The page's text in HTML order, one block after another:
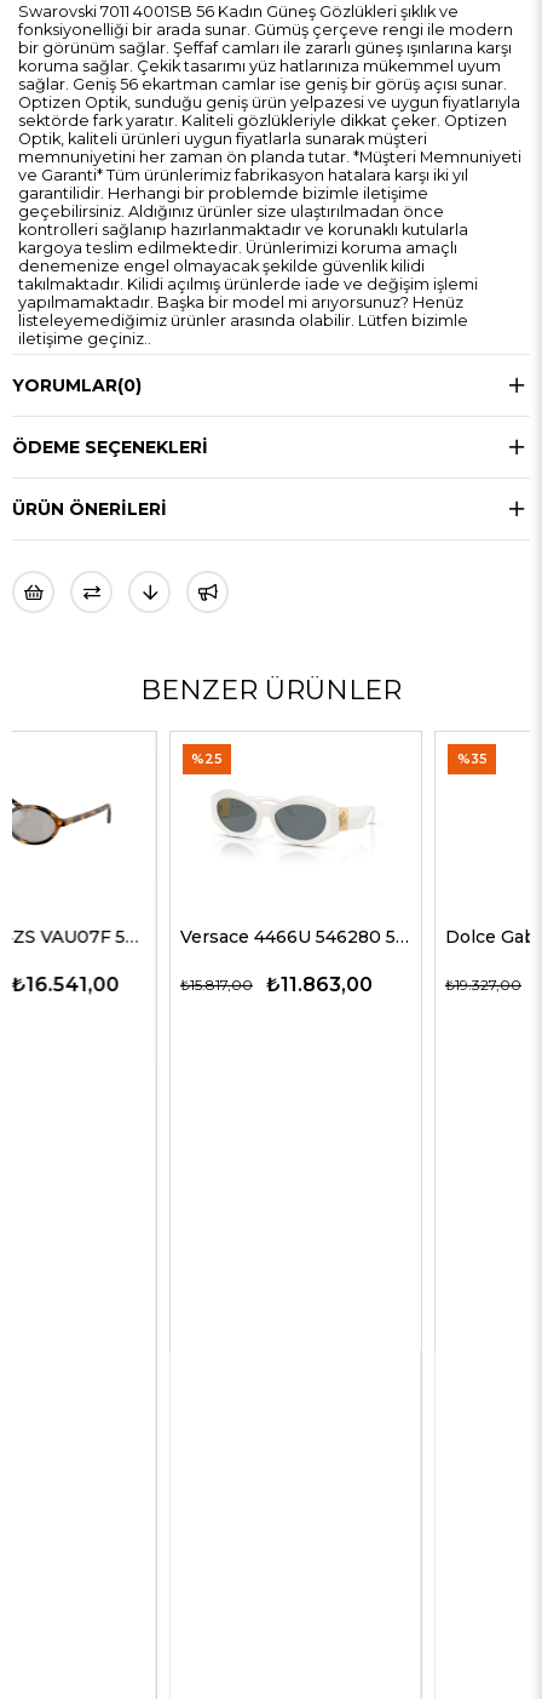
Swarovski 7011 4001SB 56 Kadın Güneş Gözlükleri şıklık ve
fonksiyonelliği bir arada sunar. Gümüş çerçeve rengi ile modern
bir görünüm sağlar. Şeffaf camları ile zararlı güneş ışınlarına karşı
koruma sağlar. Çekik tasarımı yüz hatlarınıza mükemmel uyum
sağlar. Geniş 56 ekartman camlar ise geniş bir görüş açısı sunar.
Optizen Optik, sunduğu geniş ürün yelpazesi ve uygun fiyatlarıyla
sektörde fark yaratır. Kaliteli gözlükleriyle dikkat çeker. Optizen
Optik, kaliteli ürünleri uygun fiyatlarla sunarak müşteri
memnuniyetini her zaman ön planda tutar. *Müşteri Memnuniyeti
ve Garanti* Tüm ürünlerimiz fabrikasyon hatalara karşı iki yıl
garantilidir. Herhangi bir problemde bizimle iletişime
geçebilirsiniz. Aldığınız ürünler size ulaştırılmadan önce
kontrolleri sağlanıp hazırlanmaktadır ve korunaklı kutularla
kargoya teslim edilmektedir. Ürünlerimizi koruma amaçlı
denemenize engel olmayacak şekilde güvenlik kilidi
takılmaktadır. Kilidi açılmış ürünlerde iade ve değişim işlemi
yapılmamaktadır. Başka bir model mi arıyorsunuz? Henüz
listeleyemediğimiz ürünler arasında olabilir. Lütfen bizimle
iletişime geçiniz..
YORUMLAR(0)
ÖDEME SEÇENEKLERI
ÜRÜN ÖNERILERI
BENZER ÜRÜNLER
Versace 4466U 546280 54 G Kadın Güneş Gözlükleri
₺11.863,00
₺15.817,00
Dolce Gabbana 4469 501/87 59 G Kadın Güneş Gözlükleri
₺12.563,00
₺19.327,00